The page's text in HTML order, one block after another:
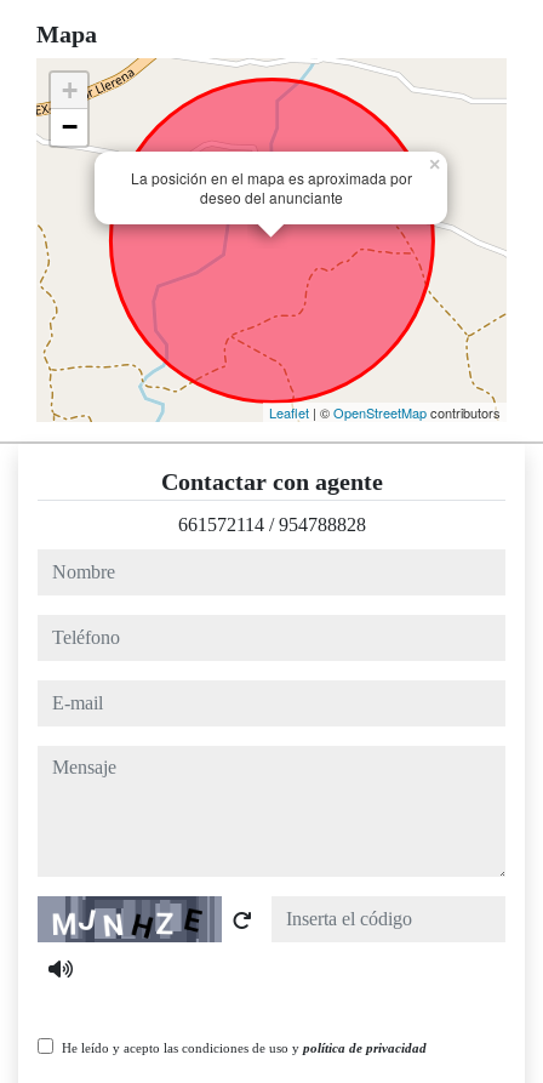
Mapa
La posición en el mapa es aproximada por
deseo del anunciante
×
+
−
Leaflet | ©OpenStreetMapcontributors
Contactar con agente
661572114 /954788828
nombre
teléfono
e-mail
mensaje
Captcha
He leído y acepto las condiciones de uso y política de privacidad